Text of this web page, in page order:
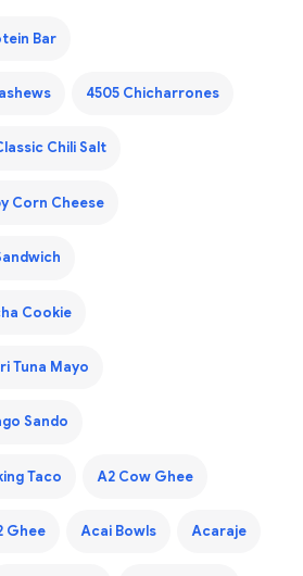
Bar
4505 Chicharrones
Chili Salt
Corn Cheese
Cookie
Tuna Mayo
Sando
Taco A2 Cow Ghee
Ghee Acai Bowls Acaraje